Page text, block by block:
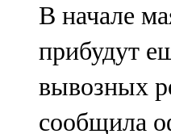
102,1 FM
Мамадыш
В начале
прибудут
вывозных
сообщила